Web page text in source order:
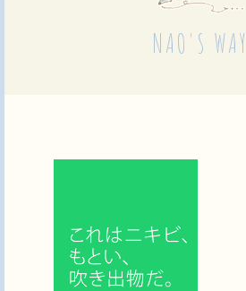
NAO'S WAY